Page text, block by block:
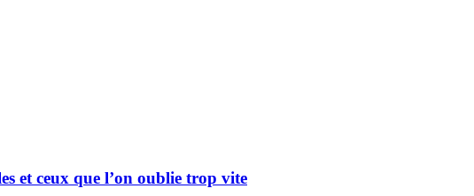
et ceux que l’on oublie trop vite